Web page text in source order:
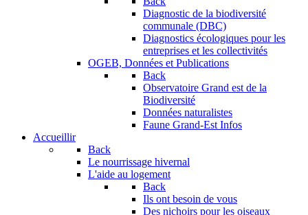
Diagnostic de la biodiversité
communale (DBC)
Diagnostics écologiques pour les
entreprises et les collectivités
OGEB, Données et Publications
Back
Observatoire Grand est de la
Biodiversité
Données naturalistes
Faune Grand-Est Infos
Accueillir
Back
Le nourrissage hivernal
L'aide au logement
Back
Ils ont besoin de vous
Des nichoirs pour les oiseaux